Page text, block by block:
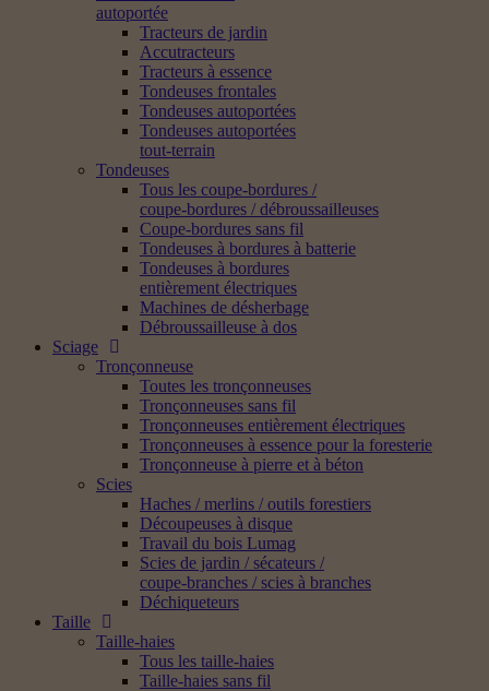
autoportée
Tracteurs de jardin
Accutracteurs
Tracteurs à essence
Tondeuses frontales
Tondeuses autoportées
Tondeuses autoportées
tout-terrain
Tondeuses
Tous les coupe-bordures /
coupe-bordures / débroussailleuses
Coupe-bordures sans fil
Tondeuses à bordures à batterie
Tondeuses à bordures
entièrement électriques
Machines de désherbage
Débroussailleuse à dos
Sciage
Tronçonneuse
Toutes les tronçonneuses
Tronçonneuses sans fil
Tronçonneuses entièrement électriques
Tronçonneuses à essence pour la foresterie
Tronçonneuse à pierre et à béton
Scies
Haches / merlins / outils forestiers
Découpeuses à disque
Travail du bois Lumag
Scies de jardin / sécateurs /
coupe-branches / scies à branches
Déchiqueteurs
Taille
Taille-haies
Tous les taille-haies
Taille-haies sans fil